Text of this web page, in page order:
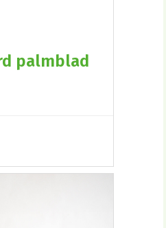
palmblad